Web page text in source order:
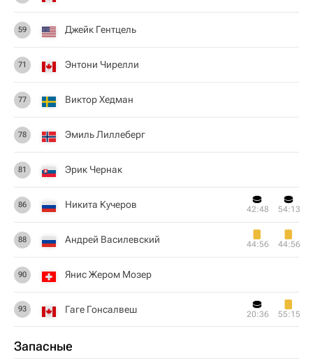
59 Джейк Гентцель
71 Энтони Чирелли
77 Виктор Хедман
78 Эмиль Лиллеберг
81 Эрик Чернак
86 Никита Кучеров 42:48 54:13
88 Андрей Василевский 44:56 44:56
90 Янис Жером Мозер
93 Гаге Гонсалвеш 20:36 55:15
Запасные